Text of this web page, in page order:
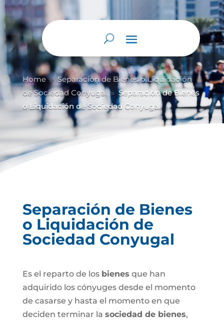
Home 9 Separación de Bienes o Liquidación
de Sociedad Conyugal 9 Separación de Bienes
o Liquidación de Sociedad Conyugal
Separación de Bienes
o Liquidación de
Sociedad Conyugal
Es el reparto de los bienes que han
adquirido los cónyuges desde el momento
de casarse y hasta el momento en que
deciden terminar la sociedad de bienes,